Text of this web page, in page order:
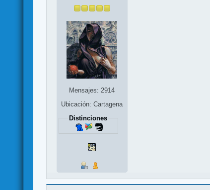
Mensajes: 2914
Ubicación: Cartagena
Distinciones